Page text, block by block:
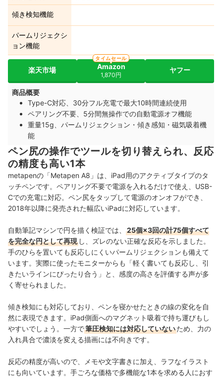
傾き検知機能
パームリジェクシ
ョン機能
楽天市場 Amazon
1,870円
タイムセール
ヤフー
商品概要
Type-C対応、30分フル充電で最大10時間連続使用
ペアリング不要、5分間無操作での自動電源オフ機能
重量15g、パームリジェクション・傾き感知・磁気吸着機
能
ペン尻の操作でツールを切り替えられ、反応
の精度も高い1本
metapenの「Metapen A8」は、iPad用のアクティブタイプのタ
ッチペンです。ペアリング不要で電源を入れるだけで使え、USB-
Cでの充電に対応。ペン尻をタップして電源のオンオフができ、
2018年以降に発売された幅広いiPadに対応しています。
自動筆記マシンで円を描く検証では、
25個×3回の計75個すべて
を完全な円として再現 し、ズレのない正確な反応を示しました。
手のひらを置いても反応しにくいパームリジェクションも備えて
います。実際に使ったモニターからも「軽く書いても反応し、引
きたいラインにぴったり合う」と、感度の高さを評価する声が多
く寄せられました。
傾き検知にも対応しており、ペンを寝かせたときの線の変化を自
然に表現できます。iPad側面へのマグネット吸着で持ち運びもし
やすいでしょう。一方で筆圧検知には対応していないため、力の
入れ具合で濃淡を変える描画には不向きです。
反応の精度が高いので、メモや文字書きに加え、ラフなイラスト
にも向いています。手ごろな価格で多機能な1本を求める人におす